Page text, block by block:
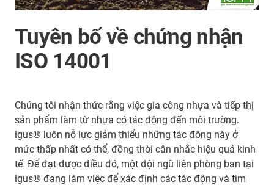
Tuyên bố về chứng nhận
ISO 14001
Chúng tôi nhận thức rằng việc gia công nhựa và tiếp thị
sản phẩm làm từ nhựa có tác động đến môi trường.
igus® luôn nỗ lực giảm thiểu những tác động này ở
mức thấp nhất có thể, đồng thời cân nhắc hiệu quả kinh
tế. Để đạt được điều đó, một đội ngũ liên phòng ban tại
igus® đang làm việc để xác định các tác động và tìm